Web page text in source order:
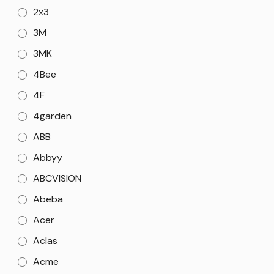
2x3
3M
3MK
4Bee
4F
4garden
ABB
Abbyy
ABCVISION
Abeba
Acer
Aclas
Acme